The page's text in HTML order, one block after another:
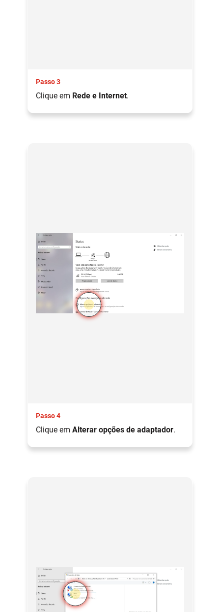
Passo 3
Clique em Rede e Internet.
Passo 4
Clique em Alterar opções de adaptador.